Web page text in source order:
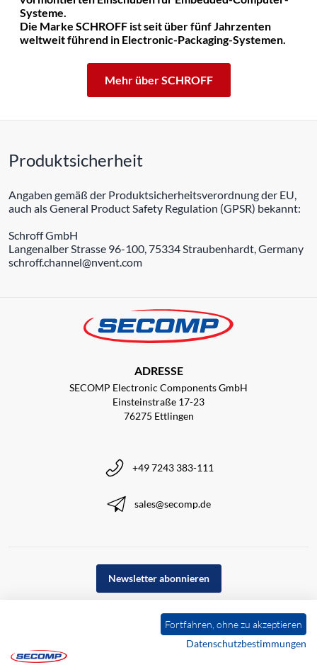
Systeme.
Die Marke SCHROFF ist seit über fünf Jahrzenten
weltweit führend in Electronic-Packaging-Systemen.
Mehr über SCHROFF
Produktsicherheit
Angaben gemäß der Produktsicherheitsverordnung der EU,
auch als General Product Safety Regulation (GPSR) bekannt:
Schroff GmbH
Langenalber Strasse 96-100, 75334 Straubenhardt, Germany
schroff.channel@nvent.com
ADRESSE
SECOMP Electronic Components GmbH
Einsteinstraße 17-23
76275 Ettlingen
+49 7243 383-111
sales@secomp.de
Newsletter abonnieren
Fortfahren, ohne zu akzeptieren
Datenschutzbestimmungen